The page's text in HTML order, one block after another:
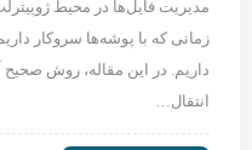
زمانی که با پوشه‌ها سروکار
داریم. در این مقاله، روش صحیح
انتقال…